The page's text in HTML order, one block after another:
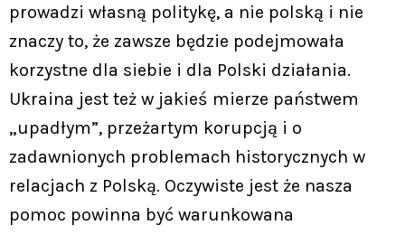
prowadzi własną politykę, a nie polską i nie
znaczy to, że zawsze będzie podejmowała
korzystne dla siebie i dla Polski działania.
Ukraina jest też w jakieś mierze państwem
„upadłym”, przeżartym korupcją i o
zadawnionych problemach historycznych w
relacjach z Polską. Oczywiste jest że nasza
pomoc powinna być warunkowana